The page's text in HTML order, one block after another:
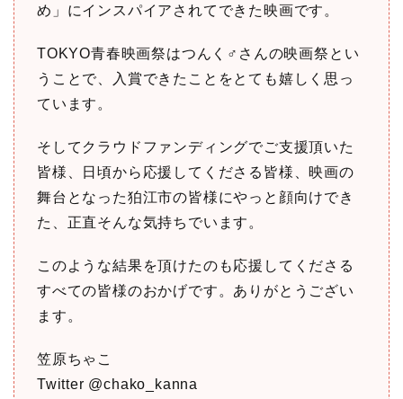
め」にインスパイアされてできた映画です。
TOKYO青春映画祭はつんく♂さんの映画祭とい
うことで、入賞できたことをとても嬉しく思っ
ています。
そしてクラウドファンディングでご支援頂いた
皆様、日頃から応援してくださる皆様、映画の
舞台となった狛江市の皆様にやっと顔向けでき
た、正直そんな気持ちでいます。
このような結果を頂けたのも応援してくださる
すべての皆様のおかげです。ありがとうござい
ます。
笠原ちゃこ
Twitter @chako_kanna